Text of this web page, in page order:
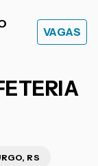
VAGAS
RS